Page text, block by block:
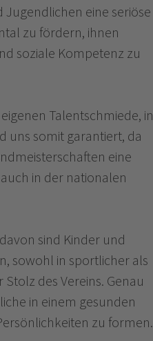
eine seriöse
zu fördern, ihnen
soziale Kompetenz zu
Talentschmiede, in
uns somit garantiert, da
eine
in der nationalen
sind Kinder und
sowohl in sportlicher als
des Vereins. Genau
in einem gesunden
zu formen.